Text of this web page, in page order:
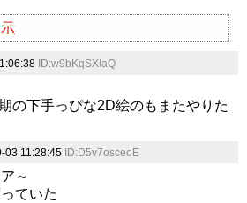
ID:w9bKqSXIaQ
の下手っぴな2D絵のもまたやりた
03 11:28:45 ID:D5v7osceoE
～
ていた